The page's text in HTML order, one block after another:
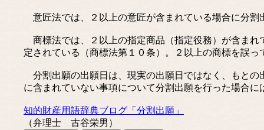
意匠法では、２以上の意匠が含まれている場合に分割
商標法では、２以上の指定商品（指定役務）が含まれ
定されている（商標法第１０条）。２以上の商標を誤
分割出願の出願日は、現実の出願日ではなく、もとの
に含まれていない事項について分割出願を行った場合
知的財産用語辞典ブログ「分割出願」
（弁理士 古谷栄男）